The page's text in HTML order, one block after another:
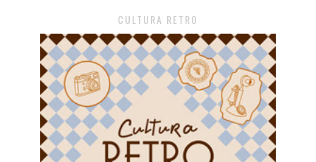
CULTURA RETRO